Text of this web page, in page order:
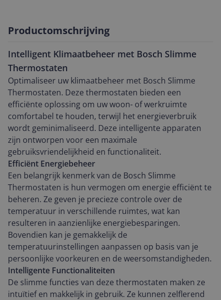
Productomschrijving
Intelligent Klimaatbeheer met Bosch Slimme
Thermostaten
Optimaliseer uw klimaatbeheer met Bosch Slimme
Thermostaten. Deze thermostaten bieden een
efficiënte oplossing om uw woon- of werkruimte
comfortabel te houden, terwijl het energieverbruik
wordt geminimaliseerd. Deze intelligente apparaten
zijn ontworpen voor een maximale
gebruiksvriendelijkheid en functionaliteit.
Efficiënt Energiebeheer
Een belangrijk kenmerk van de Bosch Slimme
Thermostaten is hun vermogen om energie efficiënt te
beheren. Ze geven je precieze controle over de
temperatuur in verschillende ruimtes, wat kan
resulteren in aanzienlijke energiebesparingen.
Bovendien kan je gemakkelijk de
temperatuurinstellingen aanpassen op basis van je
persoonlijke voorkeuren en de weersomstandigheden.
Intelligente Functionaliteiten
De slimme functies van deze thermostaten maken ze
intuïtief en makkelijk in gebruik. Ze kunnen zelflerend